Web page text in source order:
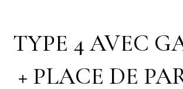
TYPE 4 AVEC
+ PLACE DE